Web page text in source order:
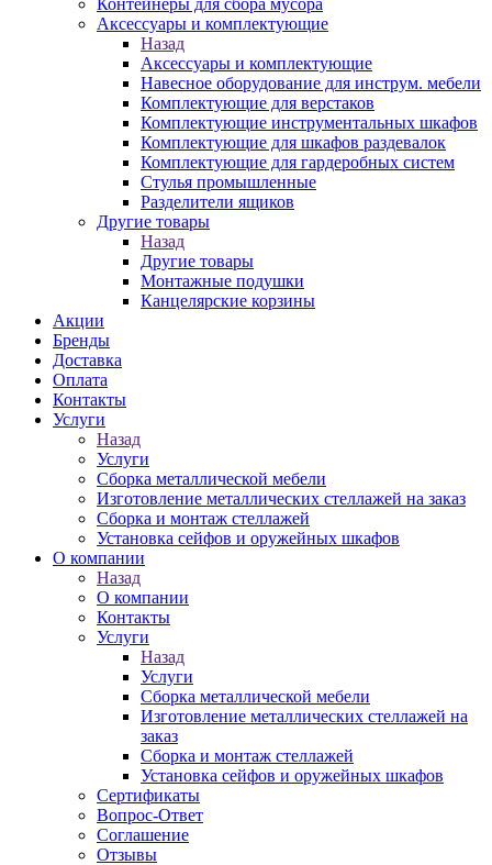
Контейнеры для сбора мусора
Аксессуары и комплектующие
Назад
Аксессуары и комплектующие
Навесное оборудование для инструм. мебели
Комплектующие для верстаков
Комплектующие инструментальных шкафов
Комплектующие для шкафов раздевалок
Комплектующие для гардеробных систем
Стулья промышленные
Разделители ящиков
Другие товары
Назад
Другие товары
Монтажные подушки
Канцелярские корзины
Акции
Бренды
Доставка
Оплата
Контакты
Услуги
Назад
Услуги
Сборка металлической мебели
Изготовление металлических стеллажей на заказ
Сборка и монтаж стеллажей
Установка сейфов и оружейных шкафов
О компании
Назад
О компании
Контакты
Услуги
Назад
Услуги
Сборка металлической мебели
Изготовление металлических стеллажей на
заказ
Сборка и монтаж стеллажей
Установка сейфов и оружейных шкафов
Сертификаты
Вопрос-Ответ
Соглашение
Отзывы